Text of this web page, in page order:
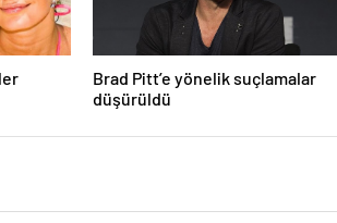
Brad Pitt’e yönelik suçlamalar
düşürüldü